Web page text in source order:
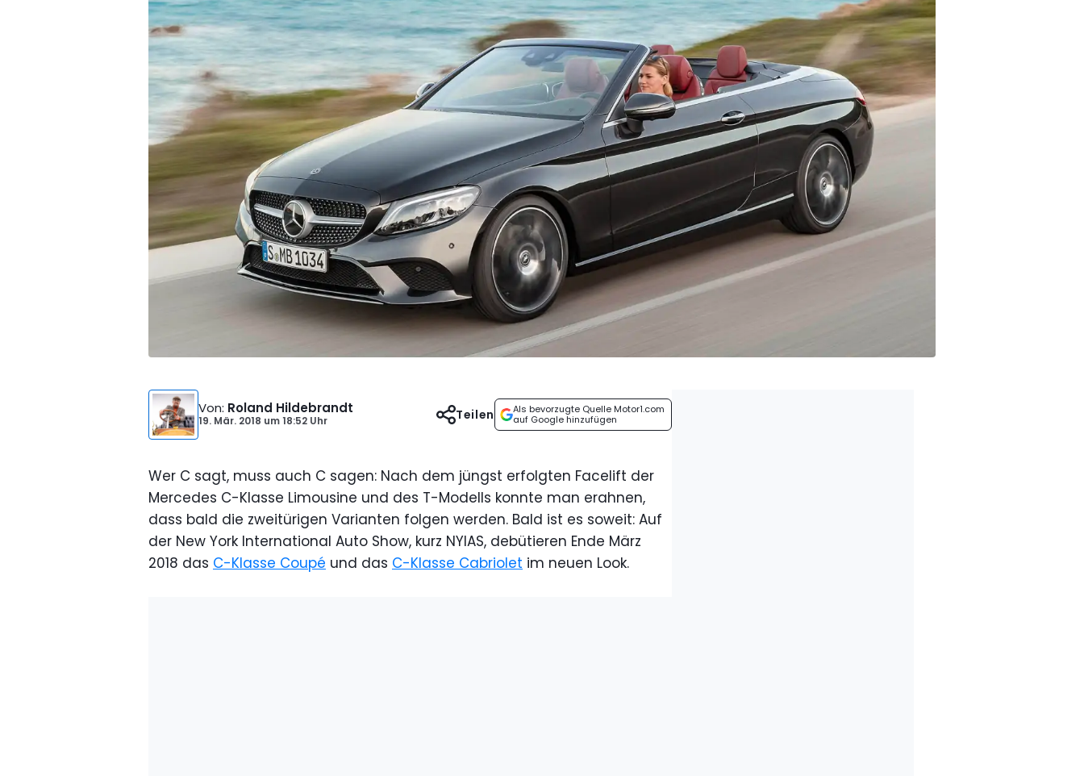
Von: Roland Hildebrandt
19. Mär. 2018 um18:52 Uhr
Als bevorzugte Quelle Motor1.com
auf Google hinzufügen
Teilen
Wer C sagt, muss auch C sagen: Nach dem jüngst erfolgten Facelift der
Mercedes C-Klasse Limousine und des T-Modells konnte man erahnen,
dass bald die zweitürigen Varianten folgen werden. Bald ist es soweit: Auf
der New York International Auto Show, kurz NYIAS, debütieren Ende März
2018 das C-Klasse Coupé und das C-Klasse Cabriolet im neuen Look.